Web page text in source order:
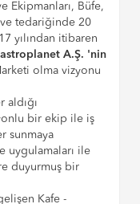
Ekipmanları, Büfe,
ve tedariğinde 20
yılından itibaren
A.Ş. 'nin
olma vizyonu
aldığı
bir ekip ile iş
sunmaya
uygulamaları ile
duyurmuş bir
Kafe -